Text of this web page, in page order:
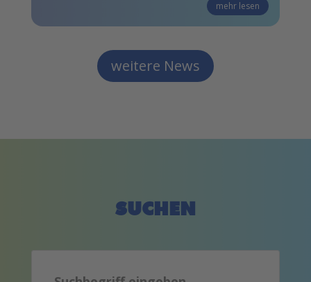
mehr lesen
weitere News
SUCHEN